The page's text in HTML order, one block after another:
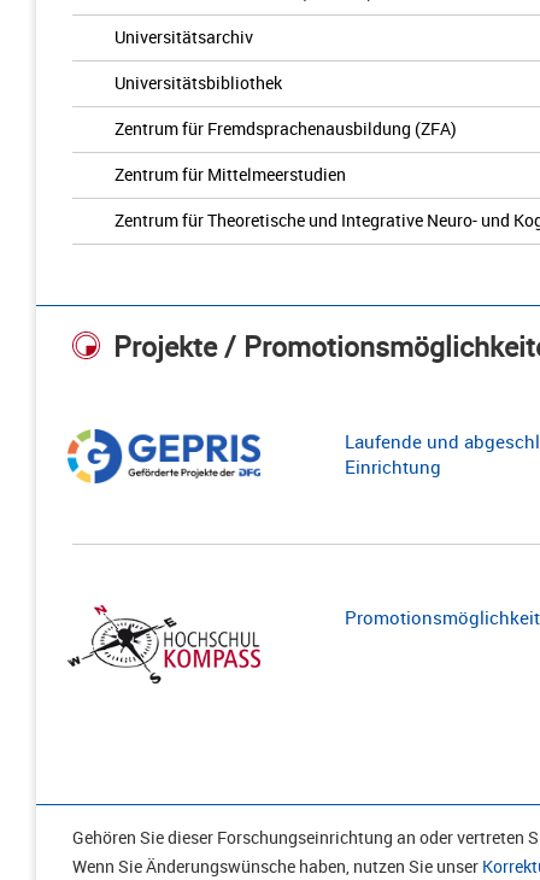
Universitätsarchiv
Universitätsbibliothek
Zentrum für Fremdsprachenausbildung (ZFA)
Zentrum für Mittelmeerstudien
Zentrum für Theoretische und Integrative Neuro- und
Projekte /
Laufende und
Einrichtung
Gehören Sie dieser Forschungseinrichtung an oder vertreten
Wenn Sie Änderungswünsche haben, nutzen Sie unser